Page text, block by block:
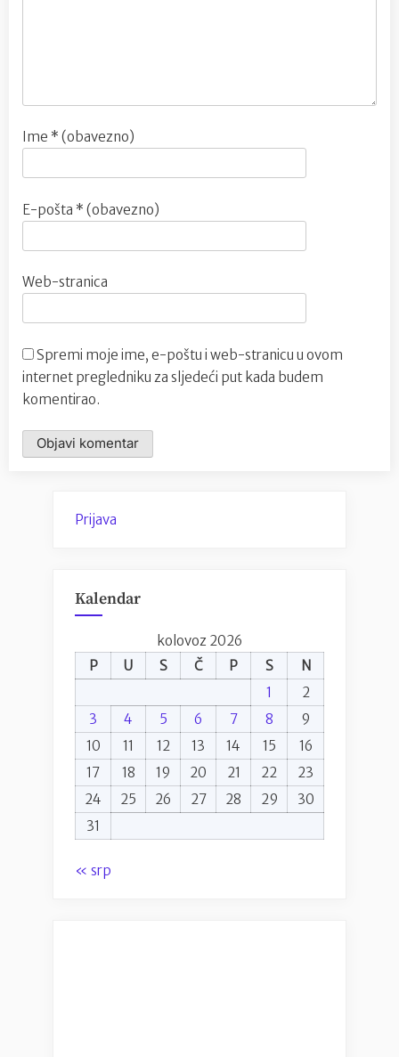
Ime * (obavezno)
E-pošta * (obavezno)
Web-stranica
Spremi moje ime, e-poštu i web-stranicu u ovom
internet pregledniku za sljedeći put kada budem
komentirao.
Prijava
Kalendar
kolovoz 2026
P
U S Č P S
N
1
2
3
4 5 6 7 8
9
10
11 12 13 14 15
16
17
18 19 20 21 22
23
24
25 26 27 28 29
30
31
« srp